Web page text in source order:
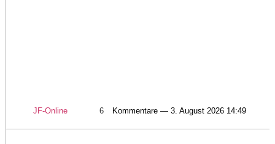
JF-Online 6 Kommentare — 3. August 2026 14:49